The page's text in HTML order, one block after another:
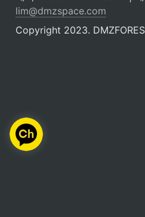
lim@dmzspace.com
Copyright 2023.